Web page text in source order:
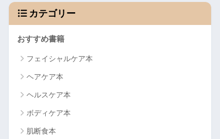
カテゴリー
おすすめ書籍
フェイシャルケア本
ヘアケア本
ヘルスケア本
ボディケア本
肌断食本